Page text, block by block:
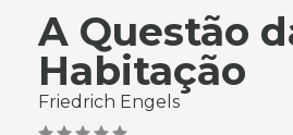
A Questão
Habitação
Friedrich Engels